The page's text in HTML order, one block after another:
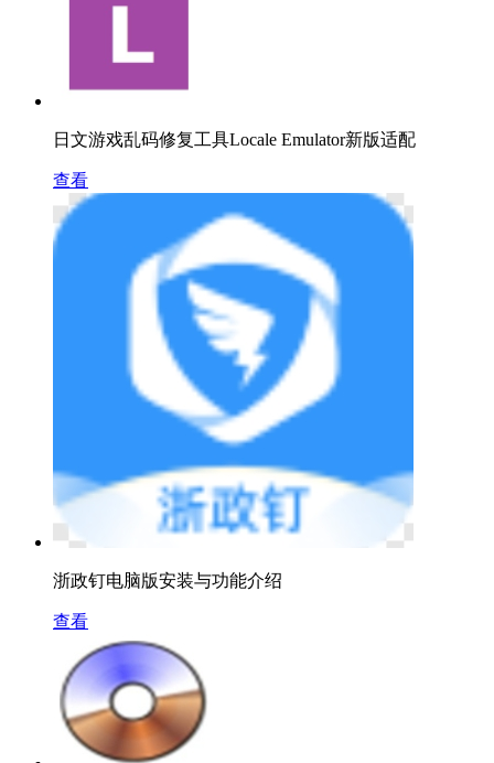
日文游戏乱码修复工具Locale Emulator新版适配
查看
浙政钉电脑版安装与功能介绍
查看